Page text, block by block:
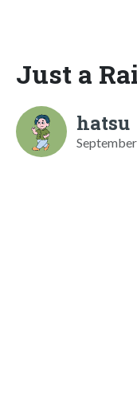
Just a
hatsu